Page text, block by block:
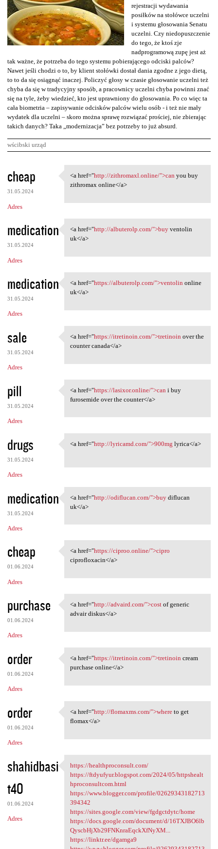
rejestracji wydawania
posiłków na stołówce uczelni
i systemu głosowania Senatu
uczelni. Czy niedopuszczenie
do tego, że ktoś zje
nadprogramową zupę jest aż
tak ważne, że potrzeba do tego systemu pobierającego odciski palców?
Nawet jeśli chodzi o to, by klient stołówki dostał dania zgodne z jego dietą,
to to da się osiągnąć inaczej. Policzyć głosy w czasie głosowanie uczelni też
chyba da się w tradycyjny sposób, a pracownicy uczelni chyba powinni znać
się na tyle, żeby wiedzieć, kto jest uprawniony do głosowania. Po co więc ta
cała biometria – zapisywanie odcisków palców wielu osób - i też nie mały
wydatek dla uczelni – skoro można sprawę rozwiązać prościej, nie zbierając
takich danych? Taka „modernizacja” bez potrzeby to już absurd.
wścibski urząd
K
o
m
e
n
t
r
z
e
cheap
31.05.2024
Adres
<a href="http://zithromaxl
<a href="http://zithromaxl.online/">can you buy
zithromax online</a>
medication
31.05.2024
Adres
<a href="http://albuterolp
<a href="http://albuterolp.com/">buyventolin
uk</a>
medication
31.05.2024
Adres
<a href="https://albuterolp
<a href="https://albuterolp.com/">ventolin online
uk</a>
sale
31.05.2024
Adres
<a href="https://itretinoin
<a href="https://itretinoin.com/">tretinoin over the
counter canada</a>
pill
31.05.2024
Adres
<a href="https://lasixor
<a href="https://lasixor.online/">can i buy
furosemide over the counter</a>
drugs
31.05.2024
Adres
<a href="http://lyricamd.com/
<a href="http://lyricamd.com/">900mg lyrica</a>
medication
31.05.2024
Adres
<a href="http://odiflucan.com
<a href="http://odiflucan.com/">buydiflucan
uk</a>
cheap
01.06.2024
Adres
<a href="https://ciproo
<a href="https://ciproo.online/">cipro
ciprofloxacin</a>
purchase
01.06.2024
Adres
<a href="http://advaird.com/"
<a href="http://advaird.com/">costof generic
advair diskus</a>
order
01.06.2024
Adres
<a href="https://itretinoin
<a href="https://itretinoin.com/">tretinoin cream
purchase online</a>
order
01.06.2024
Adres
<a href="http://flomaxms.com/
<a href="http://flomaxms.com/">whereto get
flomax</a>
shahidbasi
t40
01.06.2024
Adres
https://healthproconsult.com/
https://healthproconsult.com/
https://ftdyufyur.blogspot.com/2024/05/httpshealt
hproconsultcom.html
https://www.blogger.com/profile/02629343182713
394342
https://sites.google.com/view/fgdgctdytc/home
https://docs.google.com/document/d/16TXJBO6lb
QyscbHjXb29FNKnraEqckXfNyXM...
https://linktr.ee/dgamga9